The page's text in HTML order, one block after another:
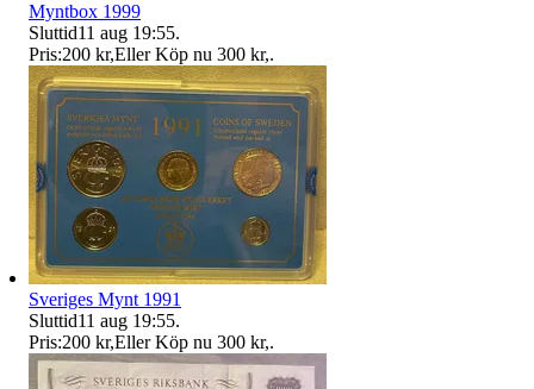
Myntbox 1999
Sluttid11 aug 19:55.
Pris:200 kr,Eller Köp nu 300 kr,.
Sveriges Mynt 1991
Sluttid11 aug 19:55.
Pris:200 kr,Eller Köp nu 300 kr,.